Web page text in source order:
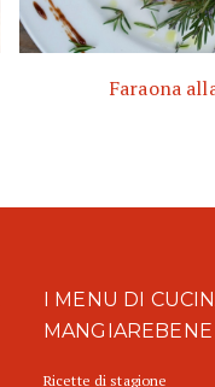
Faraona
I MENU DI
MANGIAREBENE
Ricette di stagione